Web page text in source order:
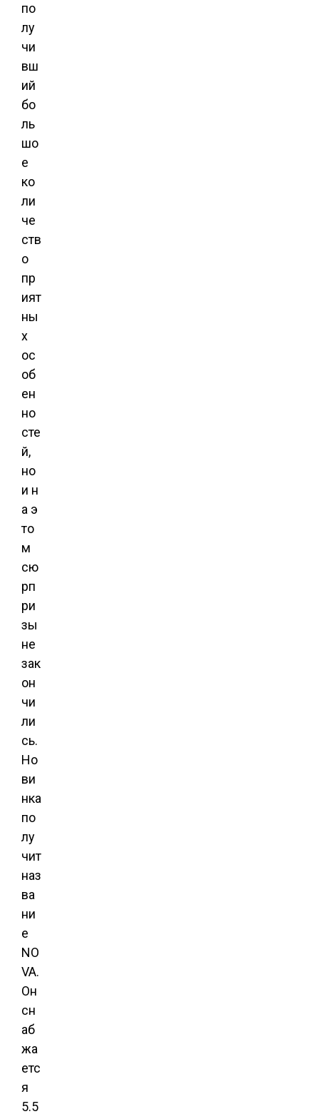
по
лу
чи
вш
ий
бо
ль
шо
е
ко
ли
че
ств
о
пр
ият
ны
х
ос
об
ен
но
сте
й,
но
и н
а э
то
м
сю
рп
ри
зы
не
зак
он
чи
ли
сь.
Но
ви
нка
по
лу
чит
наз
ва
ни
е
NO
VA.
Он
сн
аб
жа
етс
я
5.5